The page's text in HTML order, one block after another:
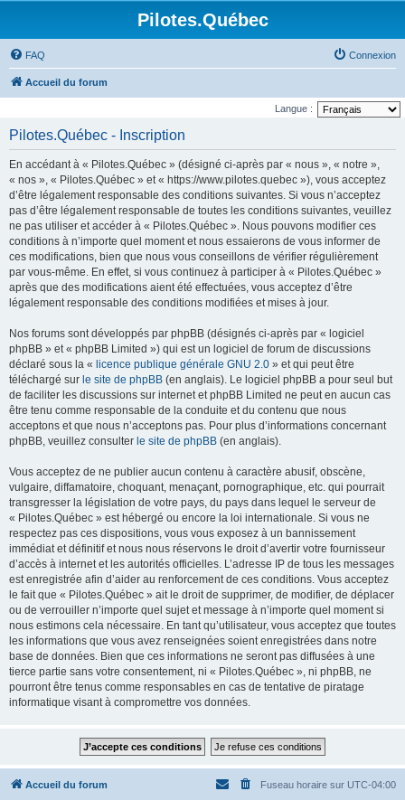
Pilotes.Québec
FAQ Connexion
Accueil du forum
Langue :
Pilotes.Québec - Inscription
En accédant à « Pilotes.Québec » (désigné ci-après par « nous », « notre »,
« nos », « Pilotes.Québec » et « https://www.pilotes.quebec »), vous acceptez
d’être légalement responsable des conditions suivantes. Si vous n’acceptez
pas d’être légalement responsable de toutes les conditions suivantes, veuillez
ne pas utiliser et accéder à « Pilotes.Québec ». Nous pouvons modifier ces
conditions à n’importe quel moment et nous essaierons de vous informer de
ces modifications, bien que nous vous conseillons de vérifier régulièrement
par vous-même. En effet, si vous continuez à participer à « Pilotes.Québec »
après que des modifications aient été effectuées, vous acceptez d’être
légalement responsable des conditions modifiées et mises à jour.
Nos forums sont développés par phpBB (désignés ci-après par « logiciel
phpBB » et « phpBB Limited ») qui est un logiciel de forum de discussions
déclaré sous la « licence publique générale GNU 2.0 » et qui peut être
téléchargé sur le site de phpBB (en anglais). Le logiciel phpBB a pour seul but
de faciliter les discussions sur internet et phpBB Limited ne peut en aucun cas
être tenu comme responsable de la conduite et du contenu que nous
acceptons et que nous n’acceptons pas. Pour plus d’informations concernant
phpBB, veuillez consulter le site de phpBB (en anglais).
Vous acceptez de ne publier aucun contenu à caractère abusif, obscène,
vulgaire, diffamatoire, choquant, menaçant, pornographique, etc. qui pourrait
transgresser la législation de votre pays, du pays dans lequel le serveur de
« Pilotes.Québec » est hébergé ou encore la loi internationale. Si vous ne
respectez pas ces dispositions, vous vous exposez à un bannissement
immédiat et définitif et nous nous réservons le droit d’avertir votre fournisseur
d’accès à internet et les autorités officielles. L’adresse IP de tous les messages
est enregistrée afin d’aider au renforcement de ces conditions. Vous acceptez
le fait que « Pilotes.Québec » ait le droit de supprimer, de modifier, de déplacer
ou de verrouiller n’importe quel sujet et message à n’importe quel moment si
nous estimons cela nécessaire. En tant qu’utilisateur, vous acceptez que toutes
les informations que vous avez renseignées soient enregistrées dans notre
base de données. Bien que ces informations ne seront pas diffusées à une
tierce partie sans votre consentement, ni « Pilotes.Québec », ni phpBB, ne
pourront être tenus comme responsables en cas de tentative de piratage
informatique visant à compromettre vos données.
Accueil du forum Fuseau horaire sur UTC-04:00